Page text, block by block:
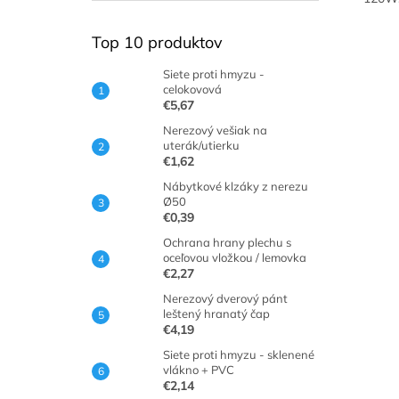
Top 10 produktov
Siete proti hmyzu -
celokovová
€5,67
Nerezový vešiak na
uterák/utierku
€1,62
Nábytkové klzáky z nerezu
Ø50
€0,39
Ochrana hrany plechu s
oceľovou vložkou / lemovka
€2,27
Nerezový dverový pánt
leštený hranatý čap
€4,19
Siete proti hmyzu - sklenené
vlákno + PVC
€2,14